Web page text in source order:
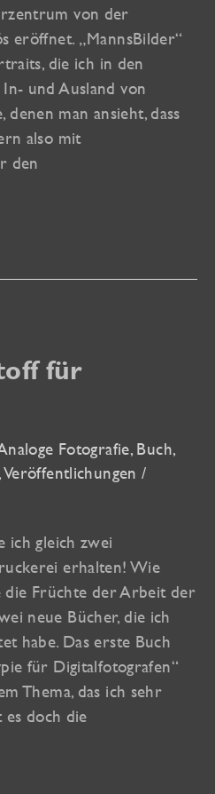
von der
eröffnet. „MannsBilder“
die ich in den
und Ausland von
denen man ansieht, dass
also mit
den
für
Fotografie, Buch,
,Veröffentlichungen /
ich gleich zwei
erhalten! Wie
die Früchte der Arbeit der
neue Bücher, die ich
habe. Das erste Buch
für Digitalfotografen“
Thema, das ich sehr
es doch die